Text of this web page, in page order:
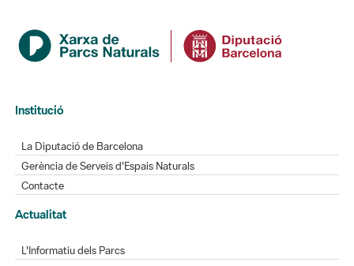
Institució
La Diputació de Barcelona
Gerència de Serveis d'Espais Naturals
Contacte
Actualitat
L'Informatiu dels Parcs